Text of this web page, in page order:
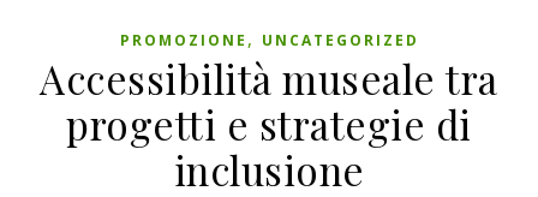
PROMOZIONE , UNCATEGORIZED
Accessibilità museale tra
progetti e strategie di
inclusione